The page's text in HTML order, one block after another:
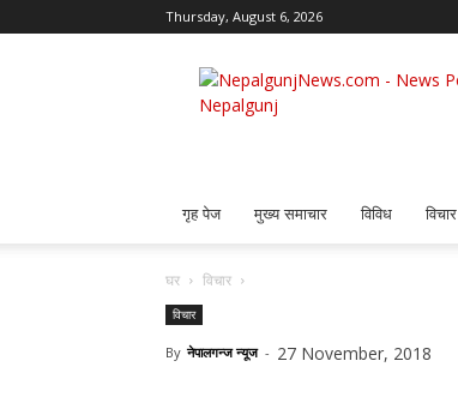
Thursday, August 6, 2026
Nepalgunj
News
गृह पेज मुख्य समाचार विविध विचार
घर विचार
विचार
By नेपालगन्ज न्यूज - 27 November, 2018